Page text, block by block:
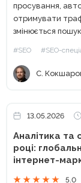
просування,
отримувати
змінюється пошук
#SEO #SEO-
С.
13.05.2026
Аналітика та
році:
інтернет-
5.0